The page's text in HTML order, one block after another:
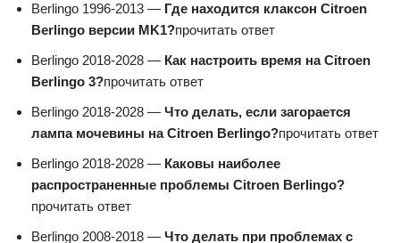
Berlingo 1996-2013 — Где находится клаксон Citroen
Berlingo версии MK1?прочитать ответ
Berlingo 2018-2028 — Как настроить время на Citroen
Berlingo 3?прочитать ответ
Berlingo 2018-2028 — Что делать, если загорается
лампа мочевины на Citroen Berlingo?прочитать ответ
Berlingo 2018-2028 — Каковы наиболее
распространенные проблемы Citroen Berlingo?
прочитать ответ
Berlingo 2008-2018 — Что делать при проблемах с